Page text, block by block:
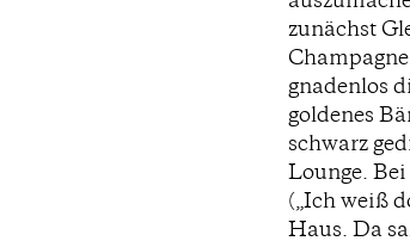
zunächst
gnadenlos
goldenes
schwarz
Lounge.
(„Ich weiß
Haus. Da